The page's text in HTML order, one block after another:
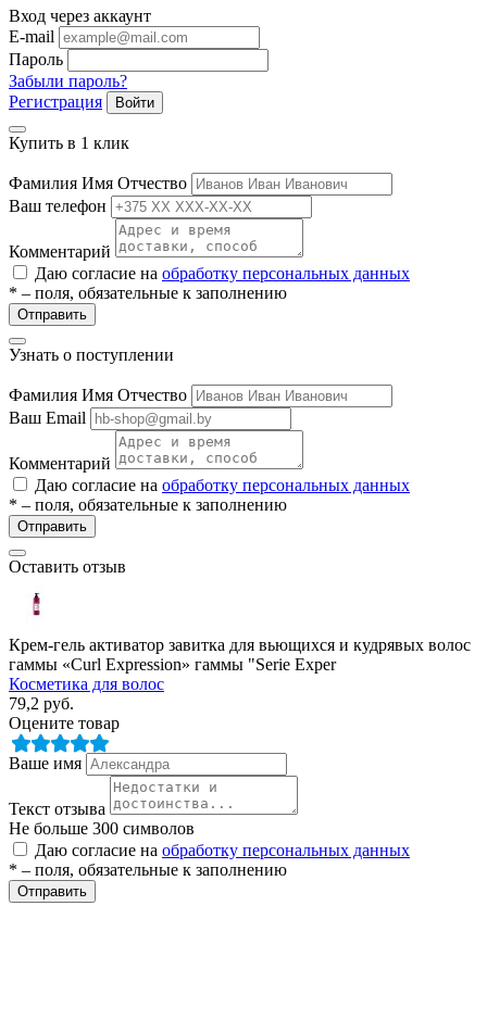
Вход через аккаунт
E-mail
Пароль
Забыли пароль?
Регистрация
Войти
Купить в 1 клик
Фамилия Имя Отчество
Ваш телефон
Комментарий
Даю согласие на обработку персональных данных
* – поля, обязательные к заполнению
Отправить
Узнать о поступлении
Фамилия Имя Отчество
Ваш Email
Комментарий
Даю согласие на обработку персональных данных
* – поля, обязательные к заполнению
Отправить
Оставить отзыв
Крем-гель активатор завитка для вьющихся и кудрявых волос
гаммы «Curl Expression» гаммы "Serie Exper
Косметика для волос
79,2 руб.
Оцените товар
Ваше имя
Текст отзыва
Не больше 300 символов
Даю согласие на обработку персональных данных
* – поля, обязательные к заполнению
Отправить